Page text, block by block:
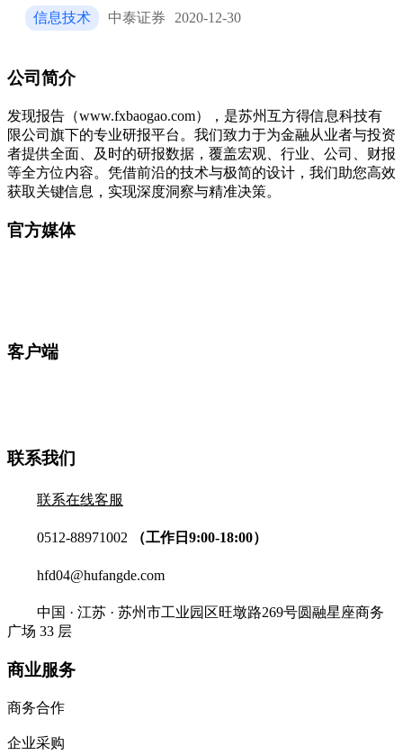
信息技术 中泰证券 2020-12-30
公司简介
发现报告（www.fxbaogao.com），是苏州互方得信息科技有
限公司旗下的专业研报平台。我们致力于为金融从业者与投资
者提供全面、及时的研报数据，覆盖宏观、行业、公司、财报
等全方位内容。凭借前沿的技术与极简的设计，我们助您高效
获取关键信息，实现深度洞察与精准决策。
官方媒体
客户端
联系我们
联系在线客服
0512-88971002 （工作日9:00-18:00）
hfd04@hufangde.com
中国 · 江苏 · 苏州市工业园区旺墩路269号圆融星座商务
广场 33 层
商业服务
商务合作
企业采购